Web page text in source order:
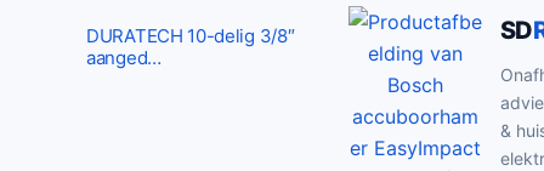
DURATECH 10-delig 3/8″
aanged…
SD
&